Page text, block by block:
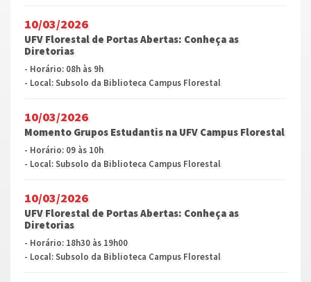
10/03/2026
UFV Florestal de Portas Abertas: Conheça as
Diretorias
- Horário: 08h às 9h
- Local: Subsolo da Biblioteca Campus Florestal
10/03/2026
Momento Grupos Estudantis na UFV Campus Florestal
- Horário: 09 às 10h
- Local: Subsolo da Biblioteca Campus Florestal
10/03/2026
UFV Florestal de Portas Abertas: Conheça as
Diretorias
- Horário: 18h30 às 19h00
- Local: Subsolo da Biblioteca Campus Florestal